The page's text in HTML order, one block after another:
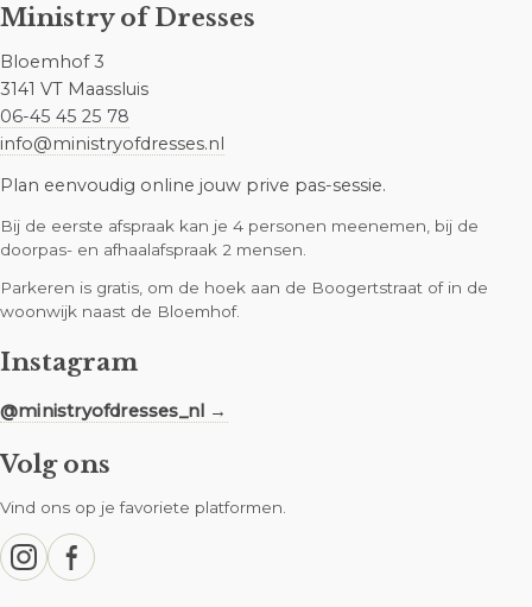
Ministry of Dresses
Bloemhof 3
3141 VT Maassluis
06-45 45 25 78
info@ministryofdresses.nl
Plan eenvoudig online jouw prive pas-sessie.
Bij de eerste afspraak kan je 4 personen meenemen, bij de
doorpas- en afhaalafspraak 2 mensen.
Parkeren is gratis, om de hoek aan de Boogertstraat of in de
woonwijk naast de Bloemhof.
Instagram
@ministryofdresses_nl →
Volg ons
Vind ons op je favoriete platformen.